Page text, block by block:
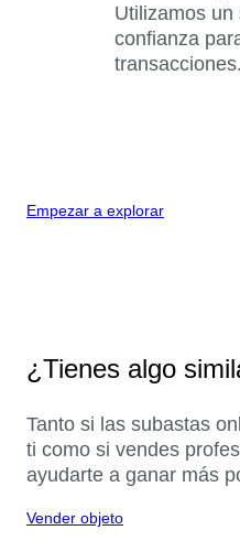
Utilizamos
confianza
transacciones.
Empezar a explorar
¿Tienes algo
Tanto si las subastas
ti como si vendes
ayudarte a ganar más
Vender objeto